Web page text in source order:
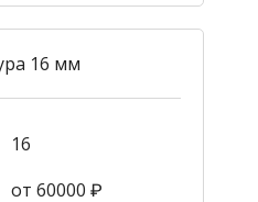
16 мм
16
от 60000 ₽